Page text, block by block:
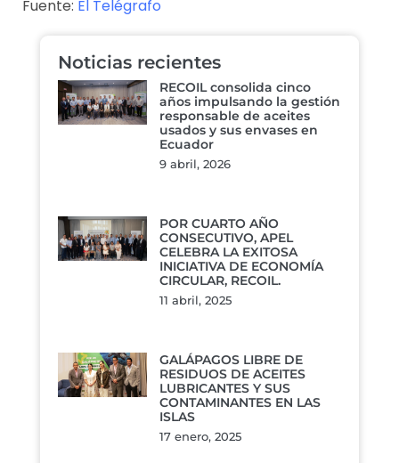
Fuente: El Telégrafo
Noticias recientes
RECOIL consolida cinco
años impulsando la gestión
responsable de aceites
usados y sus envases en
Ecuador
9 abril, 2026
POR CUARTO AÑO
CONSECUTIVO, APEL
CELEBRA LA EXITOSA
INICIATIVA DE ECONOMÍA
CIRCULAR, RECOIL.
11 abril, 2025
GALÁPAGOS LIBRE DE
RESIDUOS DE ACEITES
LUBRICANTES Y SUS
CONTAMINANTES EN LAS
ISLAS
17 enero, 2025